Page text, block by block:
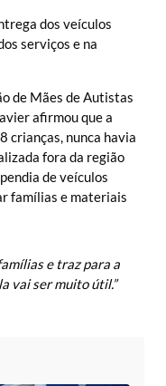
dos veículos
serviços e na
de Mães de Autistas
afirmou que a
crianças, nunca havia
fora da região
de veículos
famílias e materiais
e traz para a
vai ser muito útil.”